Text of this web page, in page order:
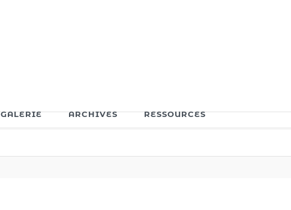
GALERIE ARCHIVES RESSOURCES